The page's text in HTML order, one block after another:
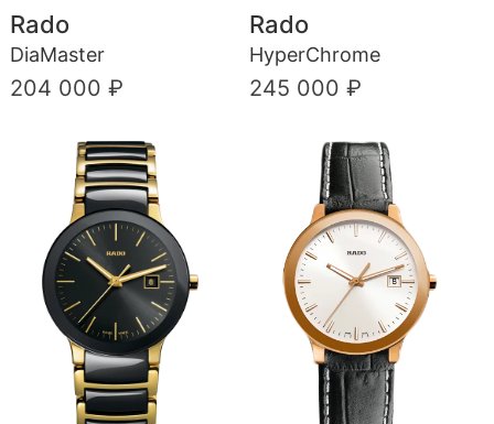
Rado
DiaMaster
204 000 ₽
Rado
HyperChrome
245 000 ₽